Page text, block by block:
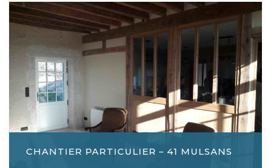
CHANTIER PARTICULIER – 41 MULSANS